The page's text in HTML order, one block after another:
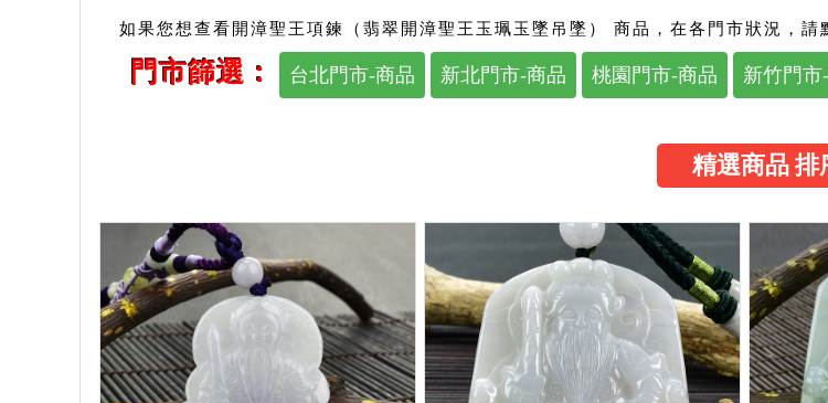
如果您想查看開漳聖王項鍊（翡翠開漳聖王玉珮玉墜吊墜） 商品，在各門市狀況，請
門市篩選： 台北門市-商品 新北門市-商品 桃園門市-商品 新竹門市
精選商品 排